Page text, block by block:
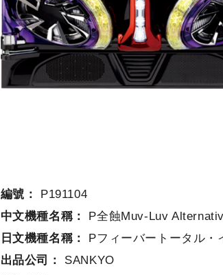
編號：
P191104
中文機種名稱：
P全蝕Muv-Luv
日文機種名稱：
Pフィーバートータル・
出品公司： SANKYO